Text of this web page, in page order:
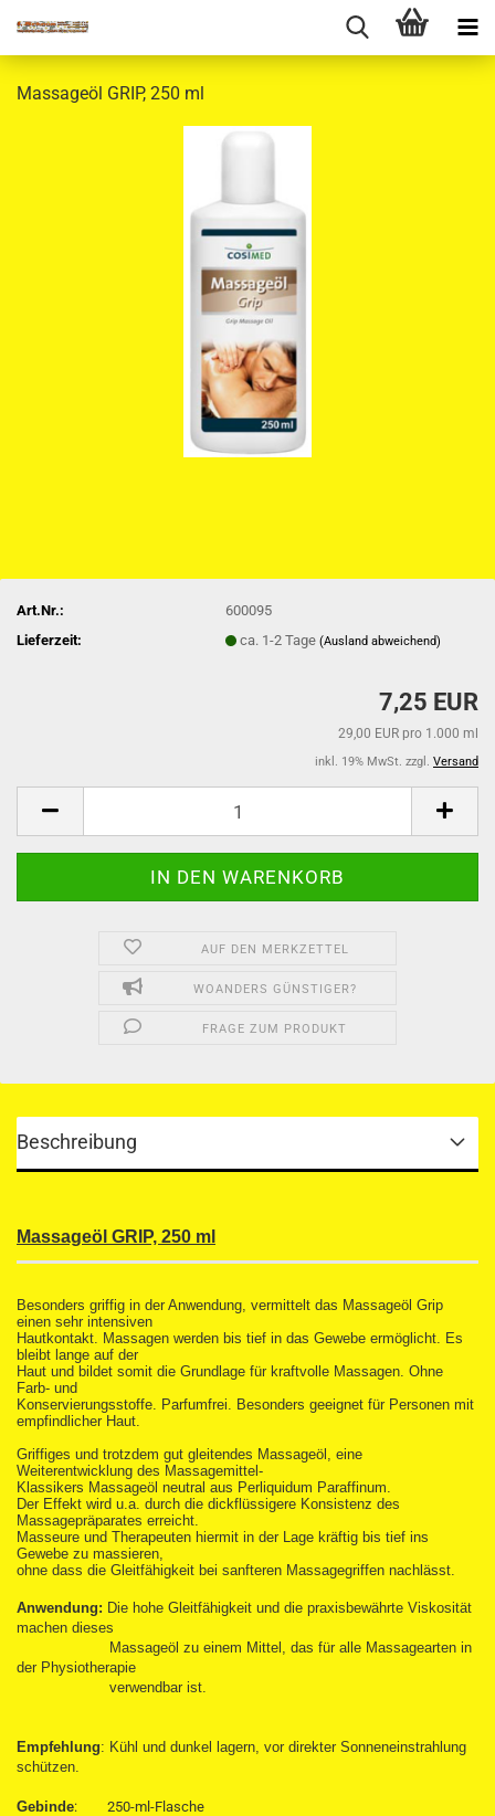
Massageöl GRIP, 250 ml
Art.Nr.:
600095
Lieferzeit:
ca. 1-2 Tage(Ausland abweichend)
7,25 EUR
29,00 EUR pro 1.000 ml
inkl. 19% MwSt. zzgl. Versand
AUF DEN MERKZETTEL
WOANDERS GÜNSTIGER?
FRAGE ZUM PRODUKT
Beschreibung
Massageöl GRIP, 250 ml
Besonders griffig in der Anwendung, vermittelt das Massageöl Grip
einen sehr intensiven
Hautkontakt. Massagen werden bis tief in das Gewebe ermöglicht. Es
bleibt lange auf der
Haut und bildet somit die Grundlage für kraftvolle Massagen. Ohne
Farb- und
Konservierungsstoffe. Parfumfrei. Besonders geeignet für Personen mit
empfindlicher Haut.
Griffiges und trotzdem gut gleitendes Massageöl, eine
Weiterentwicklung des Massagemittel-
Klassikers Massageöl neutral aus Perliquidum Paraffinum.
Der Effekt wird u.a. durch die dickflüssigere Konsistenz des
Massagepräparates erreicht.
Masseure und Therapeuten hiermit in der Lage kräftig bis tief ins
Gewebe zu massieren,
ohne dass die Gleitfähigkeit bei sanfteren Massagegriffen nachlässt.
Anwendung: Die hohe Gleitfähigkeit und die praxisbewährte Viskosität
machen dieses
Massageöl zu einem Mittel, das für alle Massagearten in
der Physiotherapie
verwendbar ist.
Empfehlung: Kühl und dunkel lagern, vor direkter Sonneneinstrahlung
schützen.
Gebinde: 250-ml-Flasche